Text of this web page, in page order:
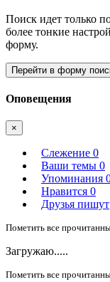
Поиск идет только
более тонкие
форму.
Перейти в форму
Оповещения
×
Слежение 0
Ваши темы 0
Упоминания
Нравится 0
Друзья пишут
Пометить все
Загружаю.....
Пометить все